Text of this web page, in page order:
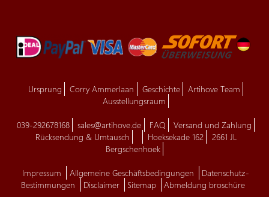
Ursprung Corry Ammerlaan Geschichte
Artihove Team
Ausstellungsraum
039-292678168 sales@artihove.de FAQ
Versand und Zahlung
Rücksendung & Umtausch
Hoeksekade 162
2661 JL
Bergschenhoek
Impressum Allgemeine Geschäftsbedingungen
Datenschutz-
Bestimmungen
Disclaimer Sitemap Abmeldung broschüre